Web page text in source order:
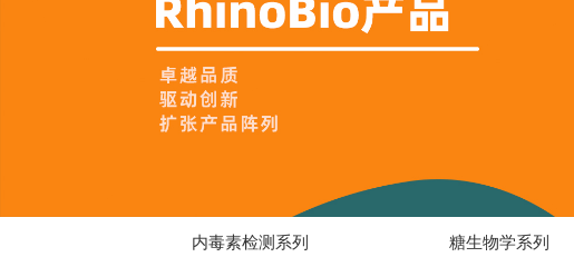
内毒素检测系列 糖生物学系列